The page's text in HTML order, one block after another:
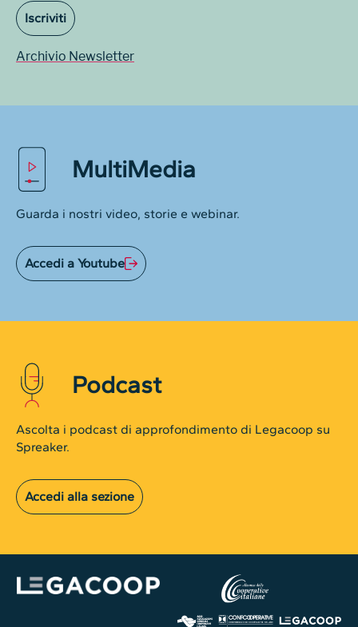
Iscriviti
Archivio Newsletter
MultiMedia
Guarda i nostri video, storie e webinar.
Accedi a Youtube
Podcast
Ascolta i podcast di approfondimento di Legacoop su
Spreaker.
Accedi alla sezione